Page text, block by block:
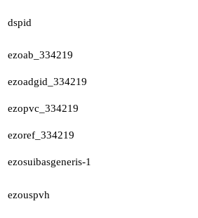
dspid
ezoab_334219
ezoadgid_334219
ezopvc_334219
ezoref_334219
ezosuibasgeneris-1
ezouspvh